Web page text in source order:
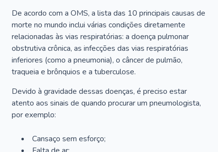
De acordo com a OMS, a lista das 10 principais causas de
morte no mundo inclui várias condições diretamente
relacionadas às vias respiratórias: a doença pulmonar
obstrutiva crônica, as infecções das vias respiratórias
inferiores (como a pneumonia), o câncer de pulmão,
traqueia e brônquios e a tuberculose.
Devido à gravidade dessas doenças, é preciso estar
atento aos sinais de quando procurar um pneumologista,
por exemplo:
Cansaço sem esforço;